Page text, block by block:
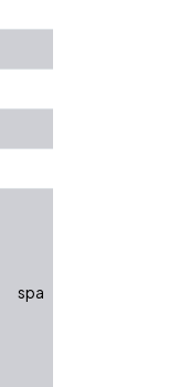
spa